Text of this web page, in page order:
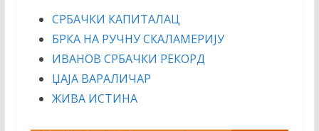
СРБАЧКИ КАПИТАЛАЦ
БРКА НА РУЧНУ СКАЛАМЕРИЈУ
ИВАНОВ СРБАЧКИ РЕКОРД
ЏАЈА ВАРАЛИЧАР
ЖИВА ИСТИНА